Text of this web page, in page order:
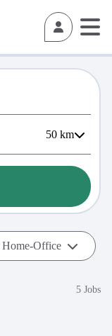
50 km
Home-Office
5 Jobs